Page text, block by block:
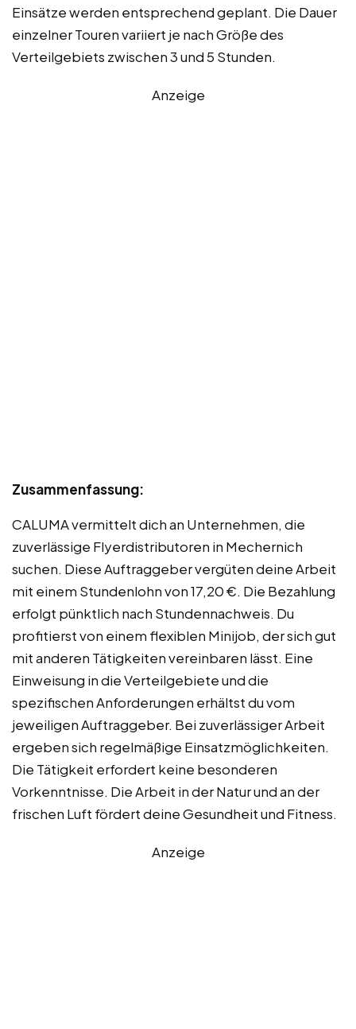
Einsätze werden entsprechend geplant. Die Dauer
einzelner Touren variiert je nach Größe des
Verteilgebiets zwischen 3 und 5 Stunden.
Anzeige
Zusammenfassung:
CALUMA vermittelt dich an Unternehmen, die
zuverlässige Flyerdistributoren in Mechernich
suchen. Diese Auftraggeber vergüten deine Arbeit
mit einem Stundenlohn von 17,20 €. Die Bezahlung
erfolgt pünktlich nach Stundennachweis. Du
profitierst von einem flexiblen Minijob, der sich gut
mit anderen Tätigkeiten vereinbaren lässt. Eine
Einweisung in die Verteilgebiete und die
spezifischen Anforderungen erhältst du vom
jeweiligen Auftraggeber. Bei zuverlässiger Arbeit
ergeben sich regelmäßige Einsatzmöglichkeiten.
Die Tätigkeit erfordert keine besonderen
Vorkenntnisse. Die Arbeit in der Natur und an der
frischen Luft fördert deine Gesundheit und Fitness.
Anzeige